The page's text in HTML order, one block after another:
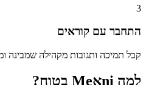
3
התחבר עם קוראים
קבל תמיכה ותגובות מקהילה שמבינה
למה Me אni בטוח?